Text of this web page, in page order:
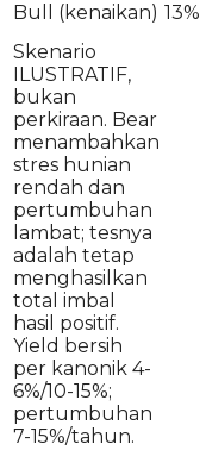
Bull (kenaikan) 13%
Skenario
ILUSTRATIF,
bukan
perkiraan. Bear
menambahkan
stres hunian
rendah dan
pertumbuhan
lambat; tesnya
adalah tetap
menghasilkan
total imbal
hasil positif.
Yield bersih
per kanonik 4-
6%/10-15%;
pertumbuhan
7-15%/tahun.